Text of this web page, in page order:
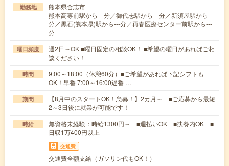
勤務地
熊本県合志市
熊本高専前駅から---分／御代志駅から---分／新須屋駅から---
分／黒石(熊本県)駅から---分／再春医療センター前駅から---
分
曜日頻度
週2日～OK ■曜日固定の相談OK！ ■希望の曜日があればご相
談ください！
時間
9:00～18:00（休憩60分）■ご希望があれば下記シフトも
OK！早番 7:00～16:00遅番 …
期間
【8月中のスタートOK！急募！】2カ月～ ■ご応募から最短
2～3日後に就業が可能です！
時給
無資格未経験：時給1300円～ ■週払いOK ■扶養内OK ■
日収1万400円以上
交通費
交通費全額支給（ガソリン代もOK！）